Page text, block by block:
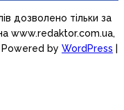
дозволено тільки за
www.redaktor.com.ua,
| Powered by WordPress